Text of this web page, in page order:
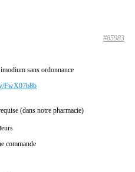
#85983
sans ordonnance
FwX07b8b
(dans notre pharmacie)
commande